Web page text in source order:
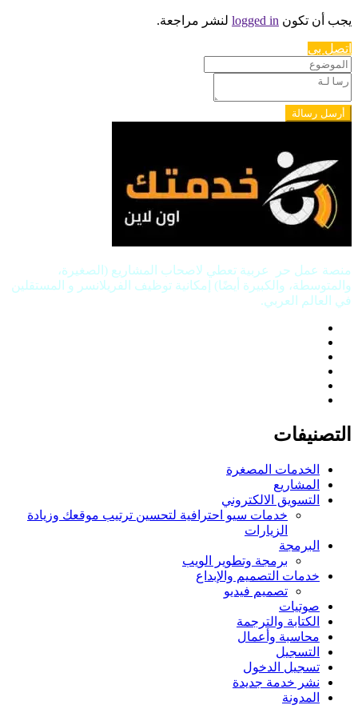
يجب أن تكون logged in لنشر مراجعة.
اتصل بي
أرسل رسالة
منصة عمل حر عربية تعطي لاصحاب المشاريع (الصغيرة،
والمتوسطة، والكبيرة أيضًا) إمكانية توظيف الفريلانسر و المستقلين
في العالم العربي.
التصنيفات
الخدمات المصغرة
المشاريع
التسويق الالكتروني
خدمات سيو احترافية لتحسين ترتيب موقعك وزيادة
الزيارات
البرمجة
برمجة وتطوير الويب
خدمات التصميم والإبداع
تصميم فيديو
صوتيات
الكتابة والترجمة
محاسبة وأعمال
التسجيل
تسجيل الدخول
نشر خدمة جديدة
المدونة